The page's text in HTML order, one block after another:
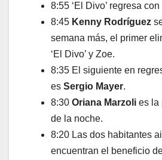
8:55 ‘El Divo’ regresa
8:45 Kenny Rodríguez
semana más, el primer
‘El Divo’ y Zoe.
8:35 El siguiente en
es Sergio Mayer.
8:30 Oriana Marzoli es la
de la noche.
8:20 Las dos habitantes
encuentran el beneficio